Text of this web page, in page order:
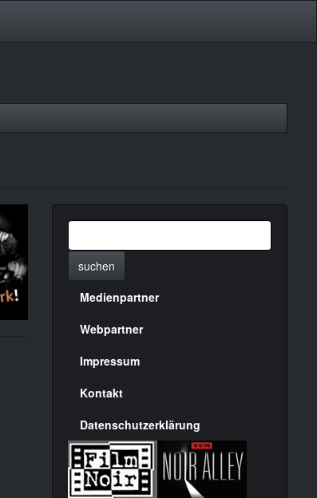
suchen
Menülinks
rechte
Seite
Medienpartner
Webpartner
Impressum
Kontakt
Datenschutzerklärung